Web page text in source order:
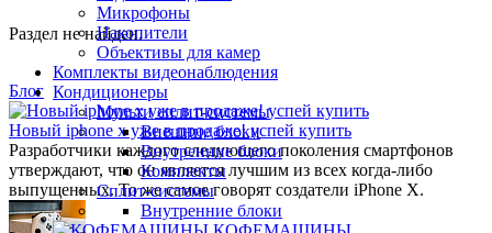
Микрофоны
Накопители
Объективы для камер
Комплекты видеонаблюдения
Кондиционеры
Мульти сплит-системы
Внешние блоки
Внутренние блоки
Комплекты
Сплит-системы
Внутренние блоки
Раздел не найден.
Блог
Новый iphone x уже в продаже! успей купить
Разработчики каждого следующего поколения смартфонов
утверждают, что он является лучшим из всех когда-либо
выпущенных. То же самое говорят создатели iPhone X.